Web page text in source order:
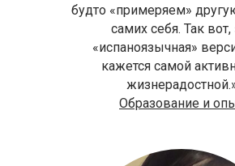
будто «примеряем»
самих себя. Так вот,
«испаноязычная»
кажется самой
Образование и